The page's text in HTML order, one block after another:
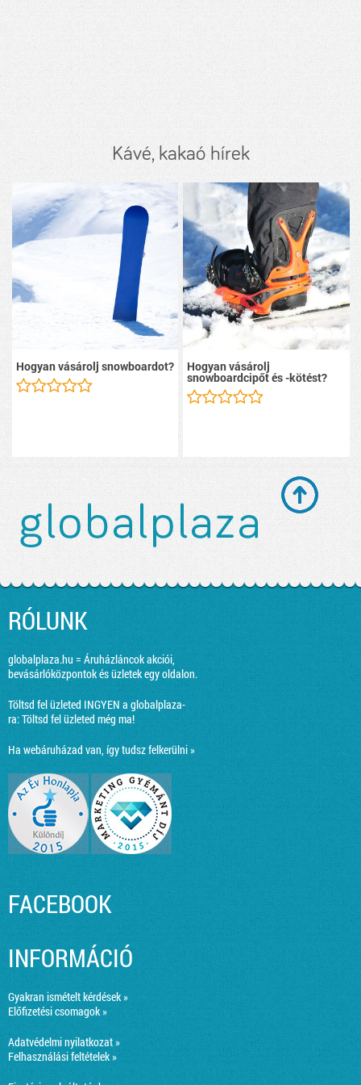
Kávé, kakaó hírek
Hogyan vásárolj snowboardot? Hogyan vásárolj
snowboardcipőt és -kötést?
RÓLUNK
globalplaza.hu = Áruházláncok akciói,
bevásárlóközpontok és üzletek egy oldalon.
Töltsd fel üzleted INGYEN a globalplaza-
ra:Töltsd fel üzleted még ma!
Ha webáruházad van, így tudsz felkerülni »
FACEBOOK
INFORMÁCIÓ
Gyakran ismételt kérdések »
Előfizetési csomagok »
Adatvédelmi nyilatkozat »
Felhasználási feltételek »